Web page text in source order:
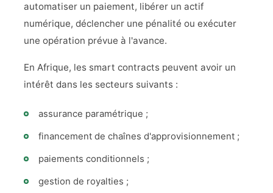
automatiser un paiement, libérer un actif
numérique, déclencher une pénalité ou exécuter
une opération prévue à l'avance.
En Afrique, les smart contracts peuvent avoir un
intérêt dans les secteurs suivants :
assurance paramétrique ;
financement de chaînes d'approvisionnement ;
paiements conditionnels ;
gestion de royalties ;